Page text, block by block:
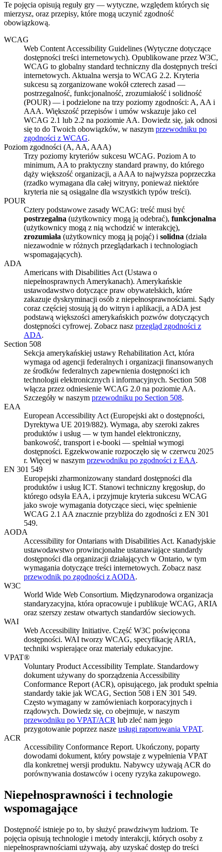
Te pojęcia opisują reguły gry — wytyczne, względem których się
mierzysz, oraz przepisy, które mogą uczynić zgodność
obowiązkową.
WCAG
Web Content Accessibility Guidelines (Wytyczne dotyczące
dostępności treści internetowych). Opublikowane przez W3C,
WCAG to globalny standard techniczny dla dostępnych treści
internetowych. Aktualna wersja to WCAG 2.2. Kryteria
sukcesu są zorganizowane wokół czterech zasad —
postrzegalność, funkcjonalność, zrozumiałość i solidność
(POUR) — i podzielone na trzy poziomy zgodności: A, AA i
AAA. Większość przepisów i umów wskazuje jako cel
WCAG 2.1 lub 2.2 na poziomie AA. Dowiedz się, jak odnosi
się to do Twoich obowiązków, w naszym przewodniku po
zgodności z WCAG.
Poziom zgodności (A, AA, AAA)
Trzy poziomy kryteriów sukcesu WCAG. Poziom A to
minimum, AA to praktyczny standard prawny, do którego
dąży większość organizacji, a AAA to najwyższa poprzeczka
(rzadko wymagana dla całej witryny, ponieważ niektóre
kryteria nie są osiągalne dla wszystkich typów treści).
POUR
Cztery podstawowe zasady WCAG: treść musi być
postrzegalna (użytkownicy mogą ją odebrać), funkcjonalna
(użytkownicy mogą z nią wchodzić w interakcję),
zrozumiała (użytkownicy mogą ją pojąć) i solidna (działa
niezawodnie w różnych przeglądarkach i technologiach
wspomagających).
ADA
Americans with Disabilities Act (Ustawa o
niepełnosprawnych Amerykanach). Amerykańskie
ustawodawstwo dotyczące praw obywatelskich, które
zakazuje dyskryminacji osób z niepełnosprawnościami. Sądy
coraz częściej stosują ją do witryn i aplikacji, a ADA jest
podstawą większości amerykańskich pozwów dotyczących
dostępności cyfrowej. Zobacz nasz przegląd zgodności z
ADA.
Section 508
Sekcja amerykańskiej ustawy Rehabilitation Act, która
wymaga od agencji federalnych i organizacji finansowanych
ze środków federalnych zapewnienia dostępności ich
technologii elektronicznych i informacyjnych. Section 508
włącza przez odniesienie WCAG 2.0 na poziomie AA.
Szczegóły w naszym przewodniku po Section 508.
EAA
European Accessibility Act (Europejski akt o dostępności,
Dyrektywa UE 2019/882). Wymaga, aby szeroki zakres
produktów i usług — w tym handel elektroniczny,
bankowość, transport i e-booki — spełniał wymogi
dostępności. Egzekwowanie rozpoczęło się w czerwcu 2025
r. Więcej w naszym przewodniku po zgodności z EAA.
EN 301 549
Europejski zharmonizowany standard dostępności dla
produktów i usług ICT. Stanowi techniczny kręgosłup, do
którego odsyła EAA, i przyjmuje kryteria sukcesu WCAG
jako swoje wymagania dotyczące sieci, więc spełnienie
WCAG 2.1 AA znacznie przybliża do zgodności z EN 301
549.
AODA
Accessibility for Ontarians with Disabilities Act. Kanadyjskie
ustawodawstwo prowincjonalne ustanawiające standardy
dostępności dla organizacji działających w Ontario, w tym
wymagania dotyczące treści internetowych. Zobacz nasz
przewodnik po zgodności z AODA.
W3C
World Wide Web Consortium. Międzynarodowa organizacja
standaryzacyjna, która opracowuje i publikuje WCAG, ARIA
oraz szerszy zestaw otwartych standardów sieciowych.
WAI
Web Accessibility Initiative. Część W3C poświęcona
dostępności. WAI tworzy WCAG, specyfikację ARIA,
techniki wspierające oraz materiały edukacyjne.
VPAT®
Voluntary Product Accessibility Template. Standardowy
dokument używany do sporządzenia Accessibility
Conformance Report (ACR), opisującego, jak produkt spełnia
standardy takie jak WCAG, Section 508 i EN 301 549.
Często wymagany w zamówieniach korporacyjnych i
rządowych. Dowiedz się, co obejmuje, w naszym
przewodniku po VPAT/ACR lub zleć nam jego
przygotowanie poprzez nasze usługi raportowania VPAT.
ACR
Accessibility Conformance Report. Ukończony, poparty
dowodami dokument, który powstaje z wypełnienia VPAT
dla konkretnej wersji produktu. Nabywcy używają ACR do
porównywania dostawców i oceny ryzyka zakupowego.
Niepełnosprawności i technologie
wspomagające
Dostępność istnieje po to, by służyć prawdziwym ludziom. Te
pojęcia opisują technologie i metody interakcji, których osoby z
niepełnosprawnościami używają, aby uzyskać dostęp do treści